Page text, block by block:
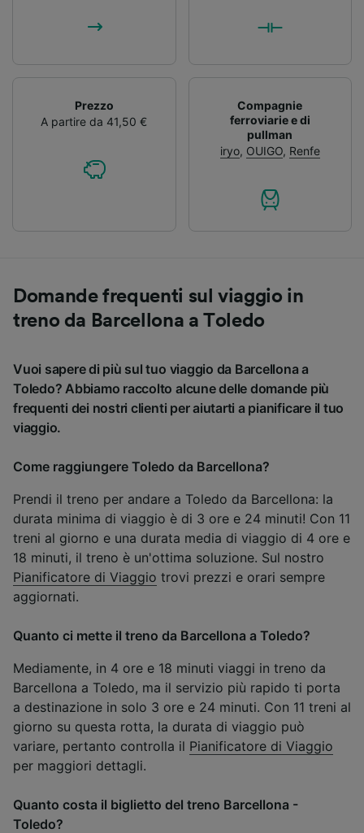
Prezzo
A partire da 41,50 €
Compagnie
ferroviarie e di
pullman
iryo, OUIGO, Renfe
Domande frequenti sul viaggio in
treno da Barcellona a Toledo
Vuoi sapere di più sul tuo viaggio da Barcellona a
Toledo? Abbiamo raccolto alcune delle domande più
frequenti dei nostri clienti per aiutarti a pianificare il tuo
viaggio.
Come raggiungere Toledo da Barcellona?
Prendi il treno per andare a Toledo da Barcellona: la
durata minima di viaggio è di 3 ore e 24 minuti! Con 11
treni al giorno e una durata media di viaggio di 4 ore e
18 minuti, il treno è un'ottima soluzione. Sul nostro
Pianificatore di Viaggio trovi prezzi e orari sempre
aggiornati.
Quanto ci mette il treno da Barcellona a Toledo?
Mediamente, in 4 ore e 18 minuti viaggi in treno da
Barcellona a Toledo, ma il servizio più rapido ti porta
a destinazione in solo 3 ore e 24 minuti. Con 11 treni al
giorno su questa rotta, la durata di viaggio può
variare, pertanto controlla il Pianificatore di Viaggio
per maggiori dettagli.
Quanto costa il biglietto del treno Barcellona -
Toledo?